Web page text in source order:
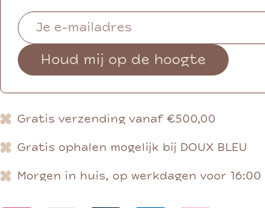
Houd mij op de hoogte
Gratis verzending vanaf €500,00
Gratis ophalen mogelijk bij DOUX BLEU
Morgen in huis, op werkdagen voor